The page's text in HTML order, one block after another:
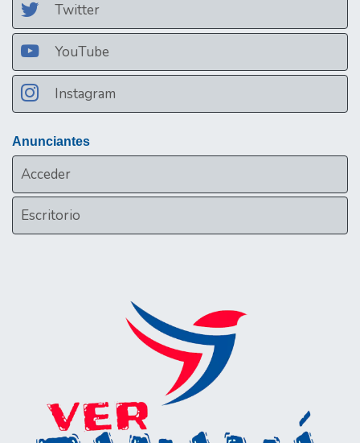
Twitter
YouTube
Instagram
Anunciantes
Acceder
Escritorio